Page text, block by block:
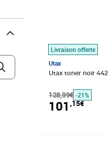
Livraison offerte
Utax
Utax toner noir
128,99€ -21%
101 ,15€